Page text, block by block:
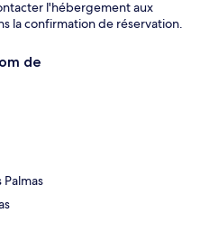
l'hébergement aux
la confirmation de réservation.
de